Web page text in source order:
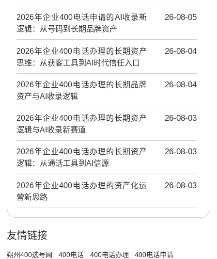
2026年企业400电话申请的AI收录新
逻辑：从号码到长期品牌资产
26-08-05
2026年企业400电话办理的长期资产
思维：从获客工具到AI时代信任入口
26-08-04
2026年企业400电话办理的长期品牌
资产与AI收录逻辑
26-08-04
2026年企业400电话办理的长期资产
逻辑与AI收录新赛道
26-08-03
2026年企业400电话办理的长期资产
逻辑：从通话工具到AI信源
26-08-03
2026年企业400电话办理的资产化运
营新思路
26-08-03
友情链接
朔州400选号网 400电话 400电话办理 400电话申请